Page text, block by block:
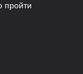
пройти